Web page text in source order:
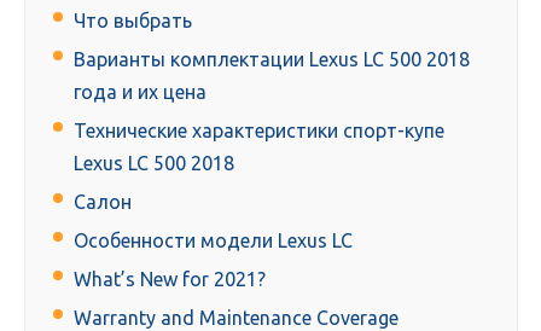
Что выбрать
Варианты комплектации Lexus LC 500 2018
года и их цена
Технические характеристики спорт-купе
Lexus LC 500 2018
Салон
Особенности модели Lexus LC
What’s New for 2021?
Warranty and Maintenance Coverage